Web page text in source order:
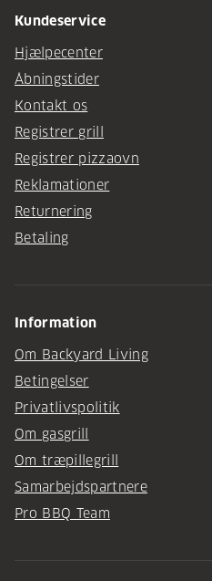
Kundeservice
Hjælpecenter
Åbningstider
Kontakt os
Registrer grill
Registrer pizzaovn
Reklamationer
Returnering
Betaling
Information
Om Backyard Living
Betingelser
Privatlivspolitik
Om gasgrill
Om træpillegrill
Samarbejdspartnere
Pro BBQ Team